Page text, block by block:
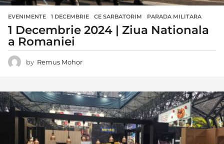
EVENIMENTE 1 DECEMBRIE ,CE SARBATORIM ,PARADA MILITARA
1 Decembrie 2024 | Ziua Nationala
a Romaniei
by Remus Mohor